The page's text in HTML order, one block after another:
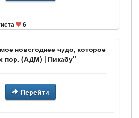
6
новогоднее чудо, которое
пор. (АДМ) | Пикабу"
Перейти